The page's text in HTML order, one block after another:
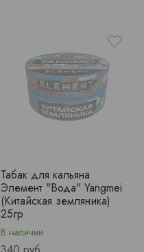
Табак для кальяна
Элемент "Вода" Yangmei
(Китайская земляника)
25гр
В наличии